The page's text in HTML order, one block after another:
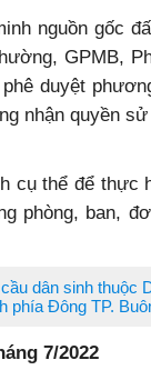
nguồn gốc
GPMB,
duyệt
nhận quyền
cụ thể để thực
phòng, ban,
dân sinh
phía Đông TP.
7/2022